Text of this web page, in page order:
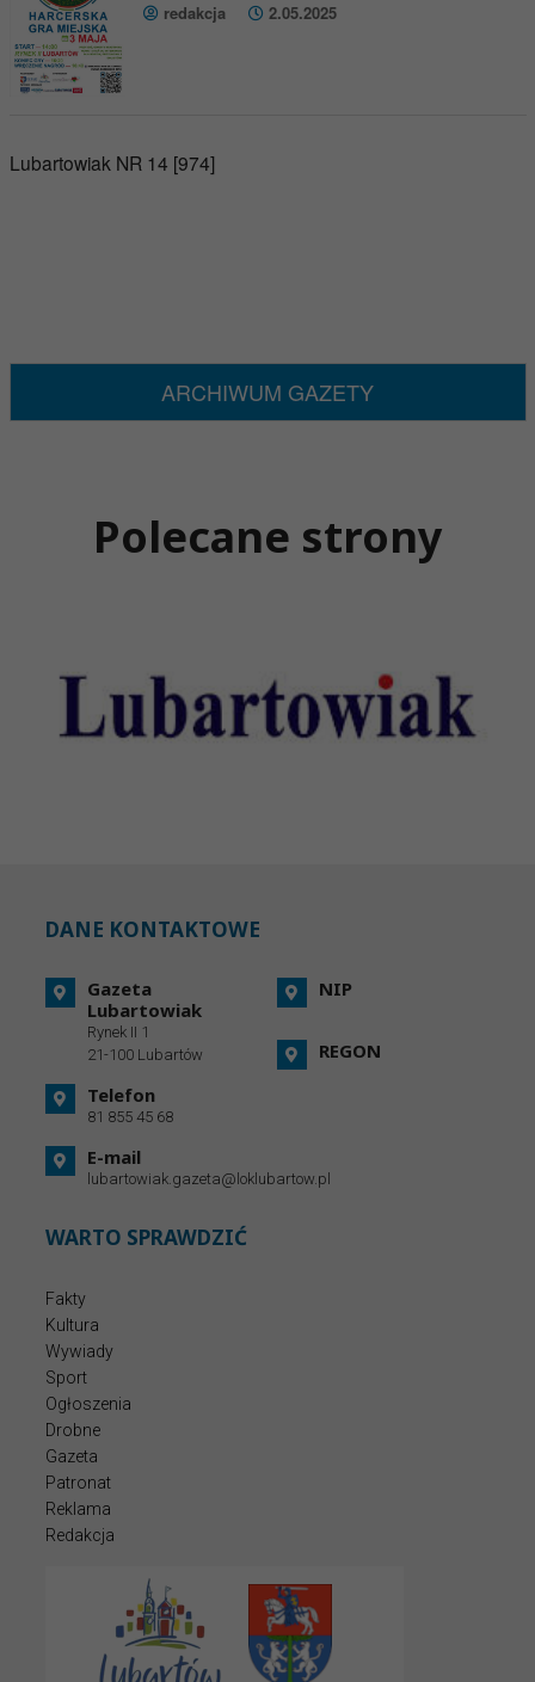
redakcja 2.05.2025
Lubartowiak NR 14 [974]
ARCHIWUM GAZETY
Polecane strony
DANE KONTAKTOWE
Gazeta
Lubartowiak
Rynek II 1
21-100 Lubartów
Telefon
81 855 45 68
E-mail
lubartowiak.gazeta@loklubartow.pl
NIP
REGON
WARTO SPRAWDZIĆ
Fakty
Kultura
Wywiady
Sport
Ogłoszenia
Drobne
Gazeta
Patronat
Reklama
Redakcja